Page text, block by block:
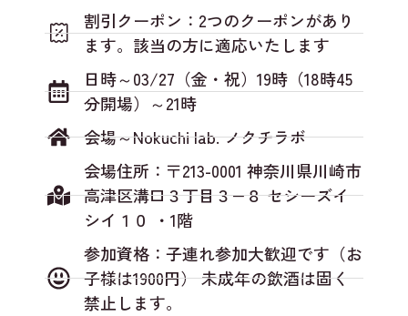
割引クーポン：2つのクーポンがあり
ます。該当の方に適応いたします
日時～03/27（金・祝）19時（18時45
分開場）～21時
会場～Nokuchi lab. ノクチラボ
会場住所：〒213-0001 神奈川県川崎市
高津区溝口３丁目３−８ セシーズイ
シイ１０ ・1階
参加資格：子連れ参加大歓迎です（お
子様は1900円） 未成年の飲酒は固く
禁止します。